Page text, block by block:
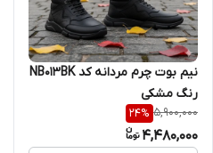
نیم بوت چرم مردانه کد NB013BK
رنگ مشکی
5,900,000
24%
4,480,000